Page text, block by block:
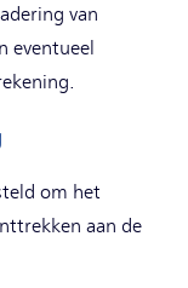
van
eventueel
om het
aan de